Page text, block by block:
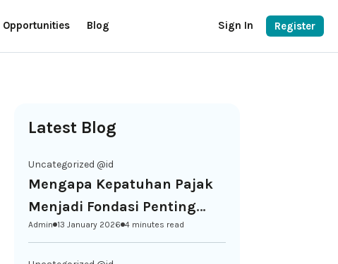
Opportunities Blog Sign In Register
Latest Blog
Uncategorized @id
Mengapa Kepatuhan Pajak
Menjadi Fondasi Penting
bagi Keberlanjutan NGO di
Admin 13 January 2026 4 minutes read